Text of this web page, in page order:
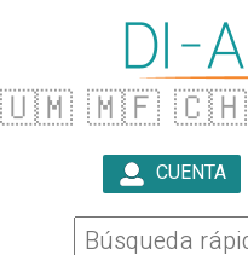
🇺🇲 🇲🇫 🇨🇭
CUENTA